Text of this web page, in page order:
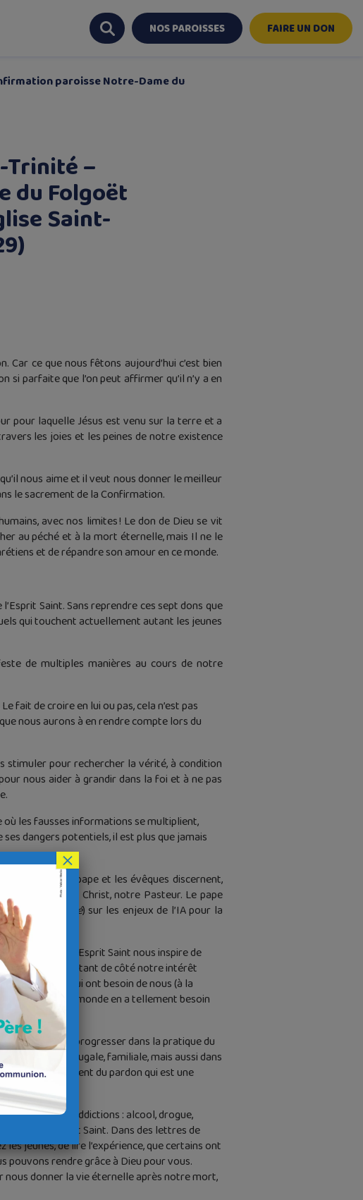
NOS PAROISSES FAIRE UN DON
paroisse Notre-Dame du
Trinité –
du Folgoët
Saint-
ce que nous fêtons aujourd’hui c’est bien
si parfaite que l’on peut affirmer qu’il n’y a en
pour laquelle Jésus est venu sur la terre et a
les joies et les peines de notre existence
nous aime et il veut nous donner le meilleur
le sacrement de la Confirmation.
avec nos limites ! Le don de Dieu se vit
au péché et à la mort éternelle, mais Il ne le
et de répandre son amour en ce monde.
Saint. Sans reprendre ces sept dons que
qui touchent actuellement autant les jeunes
de multiples manières au cours de notre
fait de croire en lui ou pas, cela n’est pas
nous aurons à en rendre compte lors du
stimuler pour rechercher la vérité, à condition
nous aider à grandir dans la foi et à ne pas
où les fausses informations se multiplient,
dangers potentiels, il est plus que jamais
Car le pape et les évêques discernent,
au nom du Christ, notre Pasteur. Le pape
humanité) sur les enjeux de l’IA pour la
cette dérive…, l’Esprit Saint nous inspire de
commun en mettant de côté notre intérêt
de ceux qui ont besoin de nous (à la
société. Notre monde en a tellement besoin
et nous aide à progresser dans la pratique du
la vie conjugale, familiale, mais aussi dans
du sacrement du pardon qui est une
dans des addictions : alcool, drogue,
de son Esprit Saint. Dans des lettres de
jeunes, de lire l’expérience, que certains ont
pouvons rendre grâce à Dieu pour vous.
nous donner la vie éternelle après notre mort,
×